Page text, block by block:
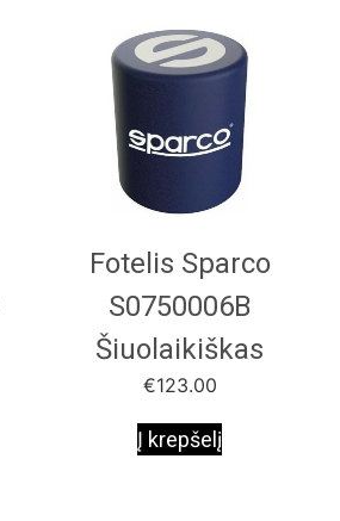
Fotelis Sparco
S0750006B
Šiuolaikiškas
€123.00
Į krepšelį